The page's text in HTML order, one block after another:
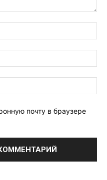
почту в браузере